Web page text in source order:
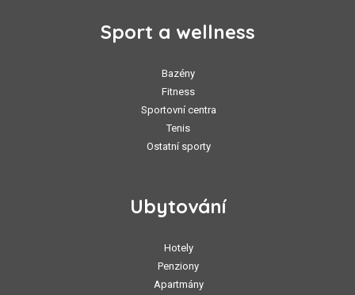
Sport a wellness
Bazény
Fitness
Sportovní centra
Tenis
Ostatní sporty
Ubytování
Hotely
Penziony
Apartmány